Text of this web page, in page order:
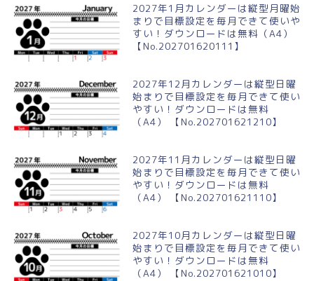
2027年1月カレンダーは縦型月曜始
まりで目標設定を毎月できて使いや
すい！ダウンロードは無料（A4）
【No.202701620111】
2027年12月カレンダーは縦型日曜
始まりで目標設定を毎月できて使い
やすい！ダウンロードは無料
（A4） 【No.202701621210】
2027年11月カレンダーは縦型日曜
始まりで目標設定を毎月できて使い
やすい！ダウンロードは無料
（A4） 【No.202701621110】
2027年10月カレンダーは縦型日曜
始まりで目標設定を毎月できて使い
やすい！ダウンロードは無料
（A4） 【No.202701621010】